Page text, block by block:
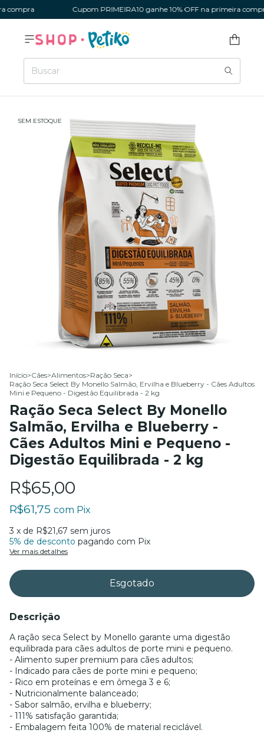
compra Cupom PRIMEIRA10 ganhe 10% OFF na primeira
SEM ESTOQUE
Início>Cães>Alimentos>Ração Seca>
Ração Seca Select By Monello Salmão, Ervilha e Blueberry - Cães Adultos
Mini e Pequeno - Digestão Equilibrada - 2 kg
Ração Seca Select By Monello
Salmão, Ervilha e Blueberry -
Cães Adultos Mini e Pequeno -
Digestão Equilibrada - 2 kg
R$65,00
R$61,75 com Pix
3 x de R$21,67 sem juros
5% de desconto pagando com Pix
Ver mais detalhes
Descrição
A ração seca Select by Monello garante uma digestão
equilibrada para cães adultos de porte mini e pequeno.
- Alimento super premium para cães adultos;
- Indicado para cães de porte mini e pequeno;
- Rico em proteínas e em ômega 3 e 6;
- Nutricionalmente balanceado;
- Sabor salmão, ervilha e blueberry;
- 111% satisfação garantida;
- Embalagem feita 100% de material reciclável.